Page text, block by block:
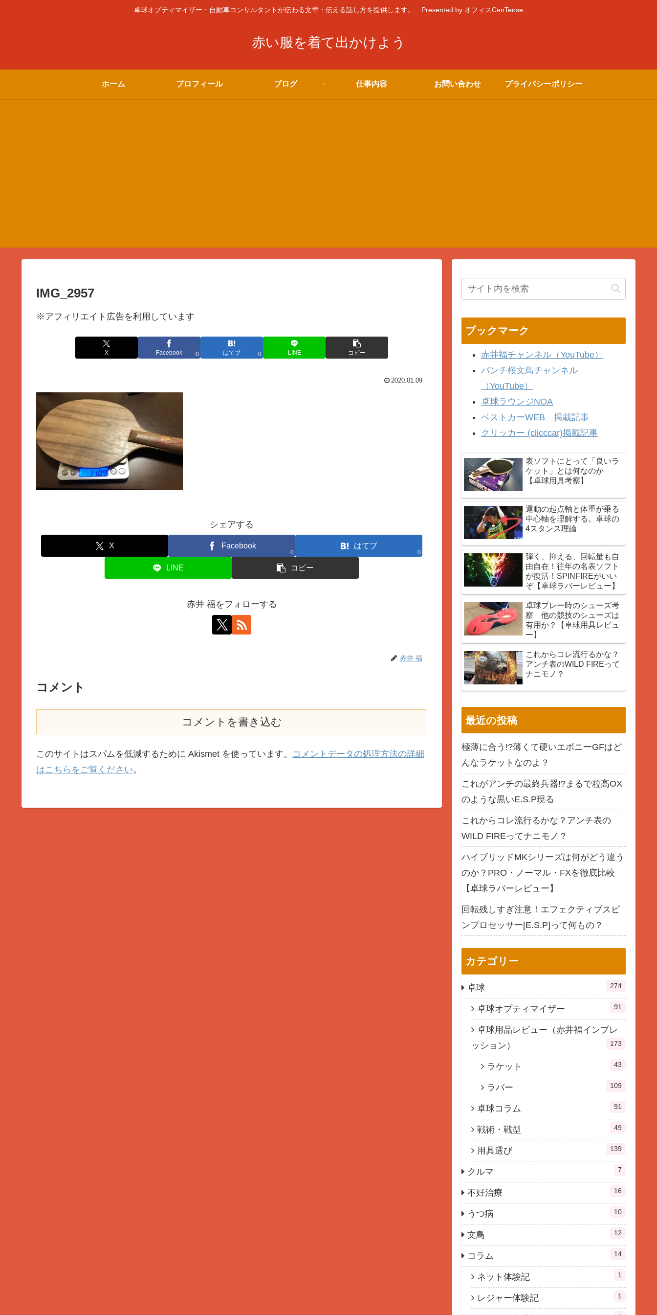
卓球オプティマイザー・自動車コンサルタントが伝わる文章・伝える話し方を提供します。 Presented by オフィスCenTense
赤い服を着て出かけよう
ホーム プロフィール ブログ 仕事内容 お問い合わせ プライバシーポリシー
IMG_2957
※アフィリエイト広告を利用しています
X Facebook 0 はてブ 0 LINE コピー
2020.01.09
シェアする
X Facebook
0
はてブ
0
LINE コピー
赤井 福をフォローする
赤井 福
コメント
コメントを書き込む
このサイトはスパムを低減するために Akismet を使っています。 コメントデータの処理方法の詳細
はこちらをご覧ください。
ブックマーク
赤井福チャンネル（YouTube）
パンチ桜文鳥チャンネル
（YouTube）
卓球ラウンジNOA
ベストカーWEB 掲載記事
クリッカー (clicccar)掲載記事
表ソフトにとって「良いラ
ケット」とは何なのか
【卓球用具考察】
運動の起点軸と体重が乗る
中心軸を理解する。卓球の
4スタンス理論
弾く、抑える、回転量も自
由自在！往年の名表ソフト
が復活！SPINFIREがいい
ぞ【卓球ラバーレビュー】
卓球プレー時のシューズ考
察 他の競技のシューズは
有用か？【卓球用具レビュ
ー】
これからコレ流行るかな？
アンチ表のWILD FIREって
ナニモノ？
最近の投稿
極薄に合う!?薄くて硬いエボニーGFはど
んなラケットなのよ？
これがアンチの最終兵器!?まるで粒高OX
のような黒いE.S.P現る
これからコレ流行るかな？アンチ表の
WILD FIREってナニモノ？
ハイブリッドMKシリーズは何がどう違う
のか？PRO・ノーマル・FXを徹底比較
【卓球ラバーレビュー】
回転残しすぎ注意！エフェクティブスピ
ンプロセッサー[E.S.P]って何もの？
カテゴリー
卓球 274
卓球オプティマイザー 91
卓球用品レビュー（赤井福インプレ
ッション）
173
ラケット 43
ラバー 109
卓球コラム 91
戦術・戦型 49
用具選び 139
クルマ 7
不妊治療 16
うつ病 10
文鳥 12
コラム 14
ネット体験記 1
レジャー体験記 1